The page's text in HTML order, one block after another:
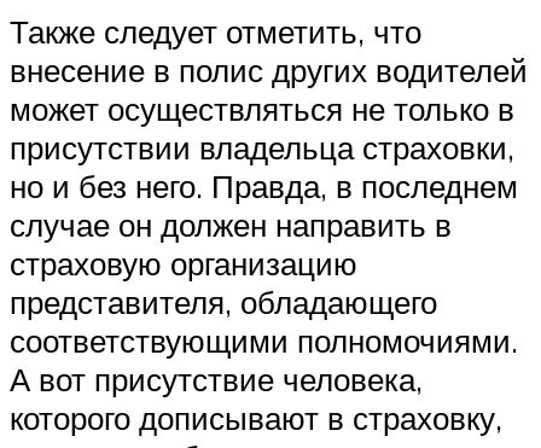
Также следует отметить, что
внесение в полис других водителей
может осуществляться не только в
присутствии владельца страховки,
но и без него. Правда, в последнем
случае он должен направить в
страховую организацию
представителя, обладающего
соответствующими полномочиями.
А вот присутствие человека,
которого дописывают в страховку,